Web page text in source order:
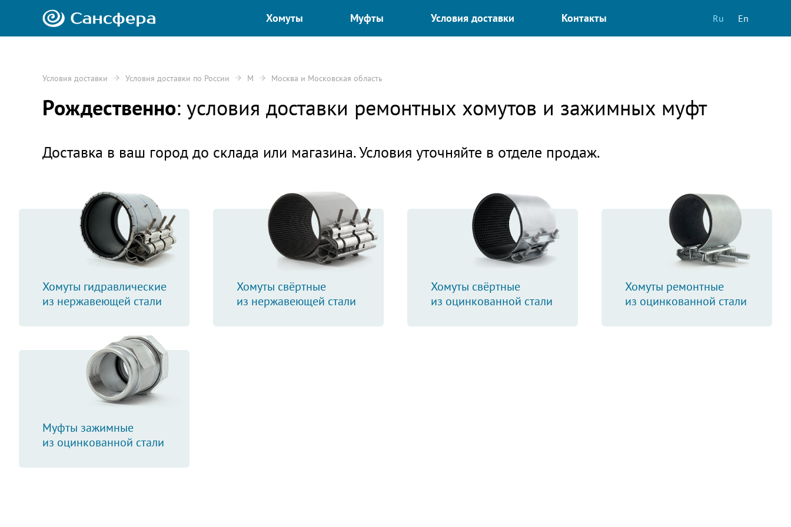
Ru En
Хомуты Муфты Условия доставки Контакты
Условия доставки Условия доставки по России М Москва и Московская область
Рождественно: условия доставки ремонтных хомутов и зажимных муфт
Доставка в ваш город до склада или магазина. Условия уточняйте в отделе продаж.
Хомуты гидравлические
из нержавеющей стали
Хомуты свёртные
из нержавеющей стали
Хомуты свёртные
из оцинкованной стали
Хомуты ремонтные
из оцинкованной стали
Муфты зажимные
из оцинкованной стали